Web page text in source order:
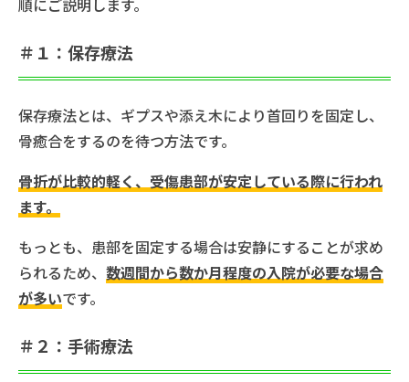
順にご説明します。
＃１：保存療法
保存療法とは、ギプスや添え木により首回りを固定し、
骨癒合をするのを待つ方法です。
骨折が比較的軽く、受傷患部が安定している際に行われ
ます。
もっとも、患部を固定する場合は安静にすることが求め
られるため、 数週間から数か月程度の入院が必要な場合
が多いです。
＃２：手術療法